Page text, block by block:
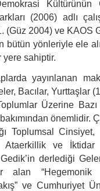
Kültürünün
(2006) adlı
(Güz 2004) ve KAOS
bütün yönleriyle ele
yere sahiptir.
yayınlanan
Bacılar, Yurttaşlar
Üzerine
önemlidir.
Toplumsal
Ataerkillik ve İktidar
derlediği
“Hegemonik
ve Cumhuriyet